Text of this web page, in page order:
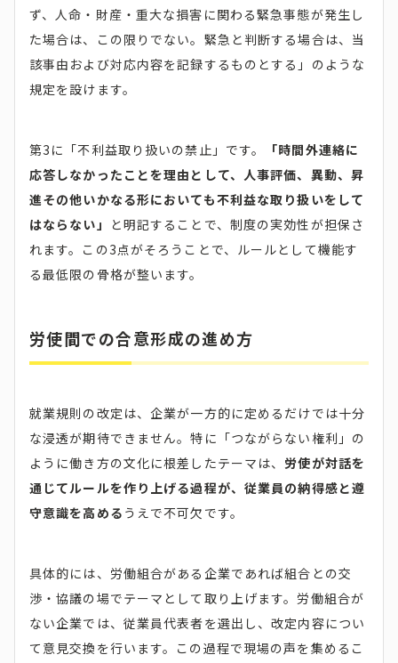
ず、人命・財産・重大な損害に関わる緊急事態が発生し
た場合は、この限りでない。緊急と判断する場合は、当
該事由および対応内容を記録するものとする」のような
規定を設けます。
第3に「不利益取り扱いの禁止」です。
「時間外連絡に
応答しなかったことを理由として、人事評価、異動、昇
進その他いかなる形においても不利益な取り扱いをして
はならない」 と明記することで、制度の実効性が担保さ
れます。この3点がそろうことで、ルールとして機能す
る最低限の骨格が整います。
労使間での合意形成の進め方
就業規則の改定は、企業が一方的に定めるだけでは十分
な浸透が期待できません。特に「つながらない権利」の
ように働き方の文化に根差したテーマは、労使が対話を
通じてルールを作り上げる過程が、従業員の納得感と遵
守意識を高める うえで不可欠です。
具体的には、労働組合がある企業であれば組合との交
渉・協議の場でテーマとして取り上げます。労働組合が
ない企業では、従業員代表者を選出し、改定内容につい
て意見交換を行います。この過程で現場の声を集めるこ